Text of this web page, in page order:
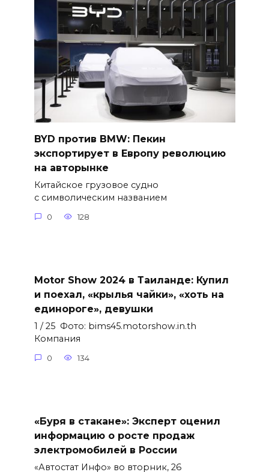
BYD против BMW: Пекин
экспортирует в Европу революцию
на авторынке
Китайское грузовое судно
с символическим названием
0 128
Motor Show 2024 в Таиланде: Купил
и поехал, «крылья чайки», «хоть на
единороге», девушки
1 / 25 Фото: bims45.motorshow.in.th
Компания
0 134
«Буря в стакане»: Эксперт оценил
информацию о росте продаж
электромобилей в России
«Автостат Инфо» во вторник, 26